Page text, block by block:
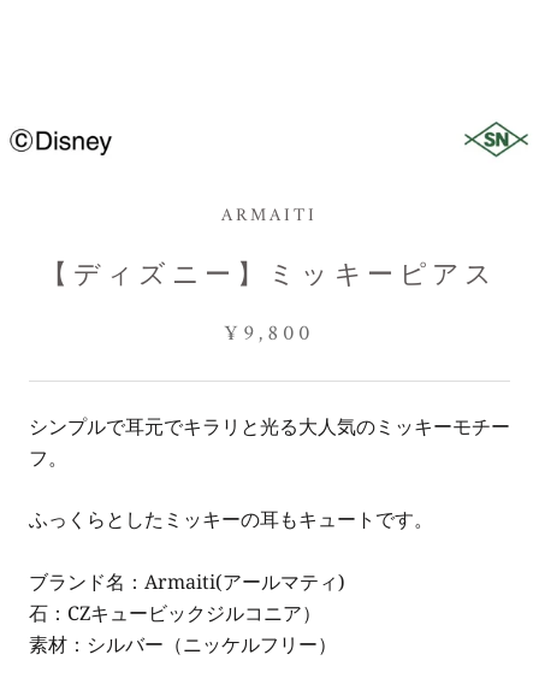
ARMAITI
【ディズニー】ミッキーピアス
¥9,800
シンプルで耳元でキラリと光る大人気のミッキーモチー
フ。
ふっくらとしたミッキーの耳もキュートです。
ブランド名：Armaiti(アールマティ)
石：CZキュービックジルコニア）
素材：シルバー（ニッケルフリー）